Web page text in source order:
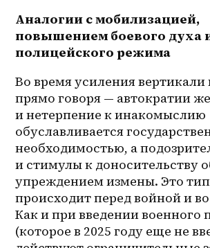
Аналогии с мобилизацией,
повышением боевого духа
полицейского режима
Во время усиления вертикали
прямо говоря — автократии
и нетерпение к инакомыслию
обуславливается
необходимостью, а
и стимулы к доносительству
упреждением измены. Это
происходит перед войной и во
Как и при введении военного
(которое в 2025 году еще не